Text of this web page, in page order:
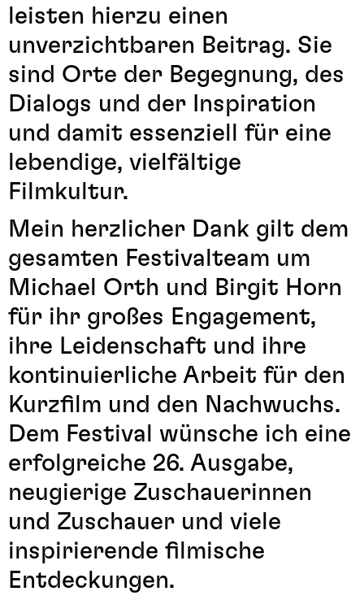
leisten hierzu einen
unverzichtbaren Beitrag. Sie
sind Orte der Begegnung, des
Dialogs und der Inspiration
und damit essenziell für eine
lebendige, vielfältige
Filmkultur.
Mein herzlicher Dank gilt dem
gesamten Festivalteam um
Michael Orth und Birgit Horn
für ihr großes Engagement,
ihre Leidenschaft und ihre
kontinuierliche Arbeit für den
Kurzfilm und den Nachwuchs.
Dem Festival wünsche ich eine
erfolgreiche 26. Ausgabe,
neugierige Zuschauerinnen
und Zuschauer und viele
inspirierende filmische
Entdeckungen.